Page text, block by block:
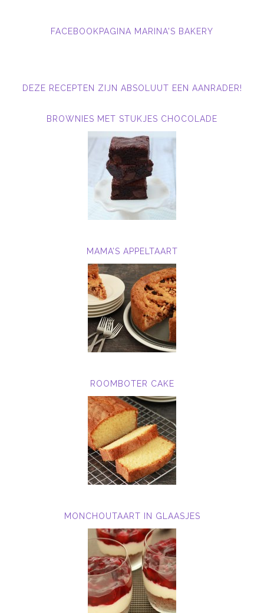
FACEBOOKPAGINA MARINA'S BAKERY
DEZE RECEPTEN ZIJN ABSOLUUT EEN AANRADER!
BROWNIES MET STUKJES CHOCOLADE
MAMA’S APPELTAART
ROOMBOTER CAKE
MONCHOUTAART IN GLAASJES